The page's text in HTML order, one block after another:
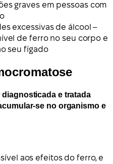
graves em pessoas com
excessivas de álcool –
de ferro no seu corpo e
seu fígado
e tratada
se no organismo e
aos efeitos do ferro, e